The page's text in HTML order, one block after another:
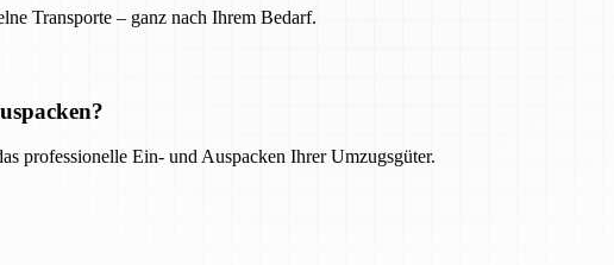
Transporte – ganz nach Ihrem Bedarf.
professionelle Ein- und Auspacken Ihrer Umzugsgüter.